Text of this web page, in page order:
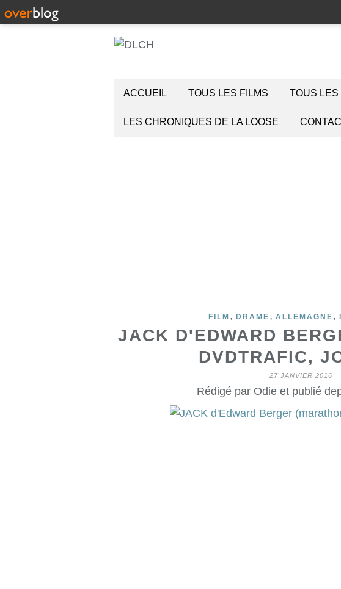
ACCUEIL TOUS LES FILMS TOUS LES
LES CHRONIQUES DE LA LOOSE
FILM , DRAME , ALLEMAGNE ,
JACK D'EDWARD
DVDTRAFIC,
27 JANVIER 2016
Rédigé par Odie et publié